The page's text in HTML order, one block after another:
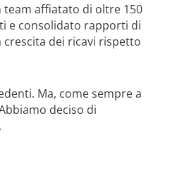
team affiatato di oltre 150
e consolidato rapporti di
dei ricavi rispetto
Ma, come sempre a
deciso di